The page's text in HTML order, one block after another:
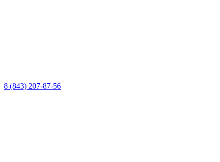
8 (843) 207-87-56